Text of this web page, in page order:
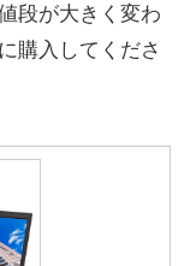
段が大きく変わ
購入してくださ